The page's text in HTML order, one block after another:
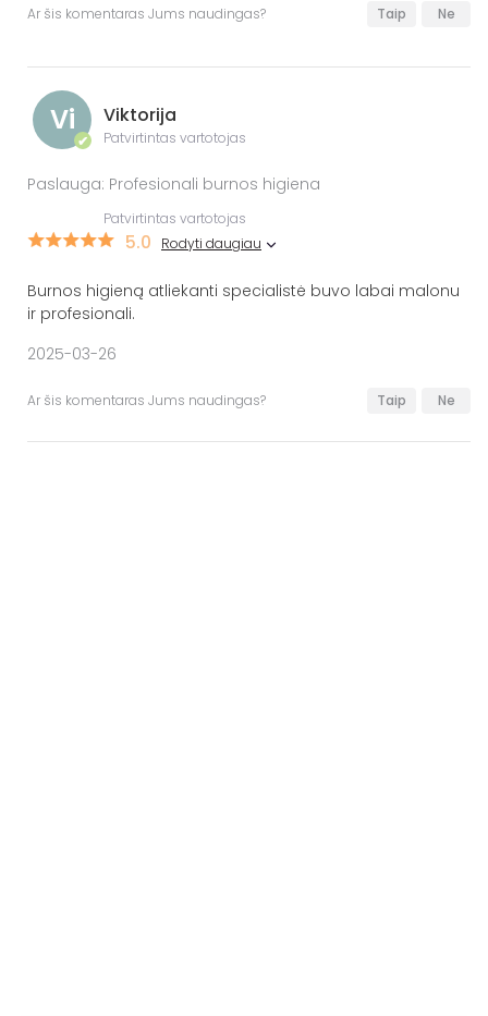
Ar šis komentaras Jums naudingas? Taip Ne
Vi
✔
Viktorija
Patvirtintas vartotojas
Paslauga: Profesionali burnos higiena
Patvirtintas vartotojas
5.0 Rodyti daugiau
Burnos higieną atliekanti specialistė buvo labai malonu
ir profesionali.
2025-03-26
Ar šis komentaras Jums naudingas? Taip Ne